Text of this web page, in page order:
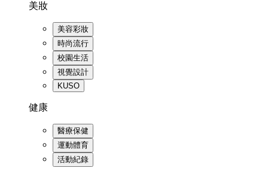
美妝
美容彩妝
時尚流行
校園生活
視覺設計
KUSO
健康
醫療保健
運動體育
活動紀錄